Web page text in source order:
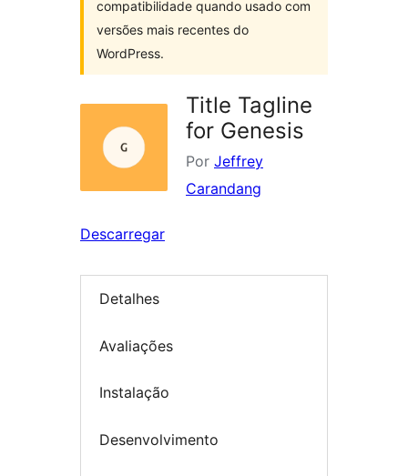
compatibilidade quando usado com
versões mais recentes do
WordPress.
Title Tagline
for Genesis
Por Jeffrey
Carandang
Descarregar
Detalhes
Avaliações
Instalação
Desenvolvimento